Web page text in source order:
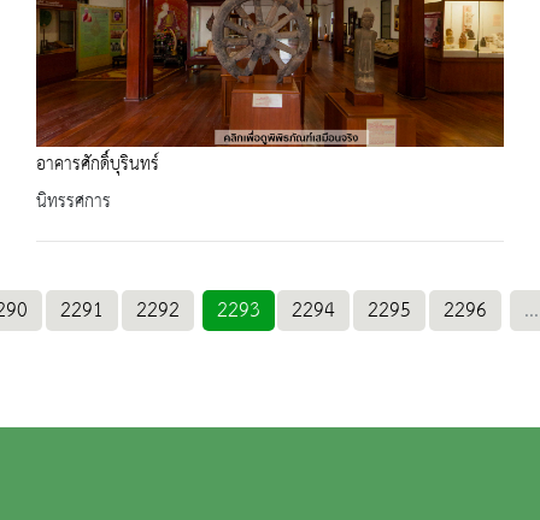
อาคารศักดิ์บุรินทร์
นิทรรศการ
2291 2292 2293 2294 2295 2296 ...